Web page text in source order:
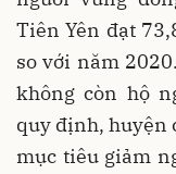
Tiên Yên đạt
so với năm
không còn hộ
quy định, huyện
mục tiêu giảm